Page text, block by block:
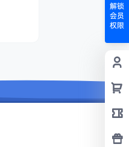
解锁
会员
权限